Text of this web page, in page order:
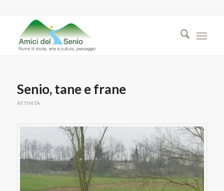
Senio, tane e frane
ATTIVITÀ